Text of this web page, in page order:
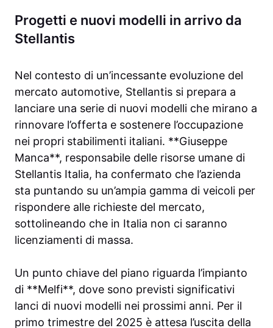
Progetti e nuovi modelli in arrivo da
Stellantis
Nel contesto di un’incessante evoluzione del
mercato automotive, Stellantis si prepara a
lanciare una serie di nuovi modelli che mirano a
rinnovare l’offerta e sostenere l’occupazione
nei propri stabilimenti italiani. **Giuseppe
Manca**, responsabile delle risorse umane di
Stellantis Italia, ha confermato che l’azienda
sta puntando su un’ampia gamma di veicoli per
rispondere alle richieste del mercato,
sottolineando che in Italia non ci saranno
licenziamenti di massa.
Un punto chiave del piano riguarda l’impianto
di **Melfi**, dove sono previsti significativi
lanci di nuovi modelli nei prossimi anni. Per il
primo trimestre del 2025 è attesa l’uscita della